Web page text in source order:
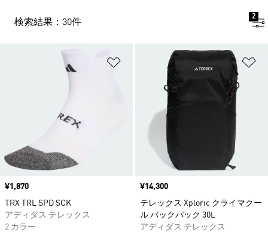
検索結果：30件
2
ほしいものリストに追加
価格
¥1,870
TRX TRL SPD SCK
アディダス テレックス
2 カラー
価格
¥14,300
テレックス Xploric クライマクー
ル バックパック 30L
アディダス テレックス